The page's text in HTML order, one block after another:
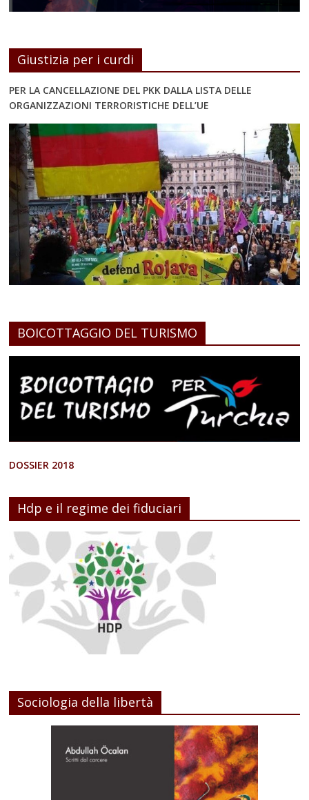
Giustizia per i curdi
PER LA CANCELLAZIONE DEL PKK DALLA LISTA DELLE
ORGANIZZAZIONI TERRORISTICHE DELL’UE
BOICOTTAGGIO DEL TURISMO
DOSSIER 2018
Hdp e il regime dei fiduciari
Sociologia della libertà